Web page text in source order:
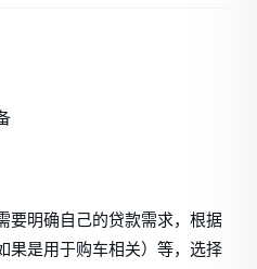
要明确自己的贷款需求，根据
果是用于购车相关）等，选择